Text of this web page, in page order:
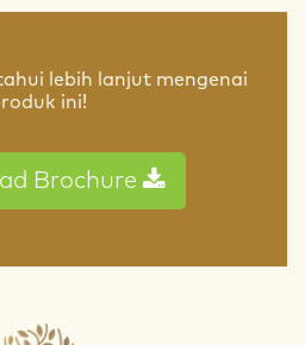
lebih lanjut mengenai
ini!
Brochure